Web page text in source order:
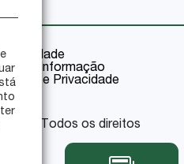
da Informação
e Privacidade
- Todos os direitos